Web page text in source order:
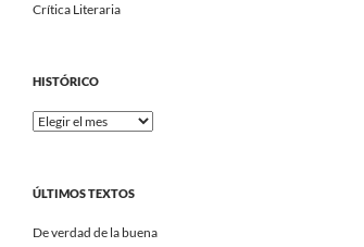
Crítica Literaria
HISTÓRICO
Histórico
ÚLTIMOS TEXTOS
De verdad de la buena